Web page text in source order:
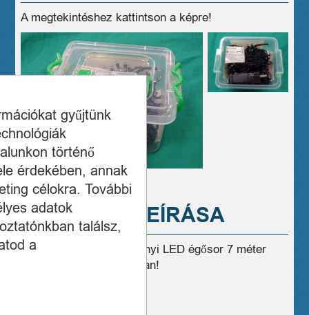
A megtekintéshez kattintson a képre!
A TERMÉK LEÍRÁSA
Eladó Új Home Karácsonyi LED égősor 7 méter
Gyári garancia dobozában!
gyűjtünk
történő
érdekében, annak
célokra. További
adatok
találsz,
a